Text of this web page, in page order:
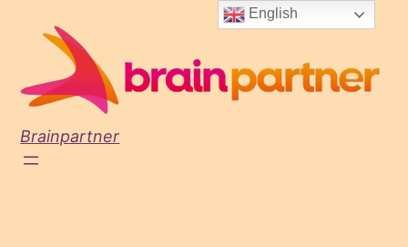
Brainpartner
English